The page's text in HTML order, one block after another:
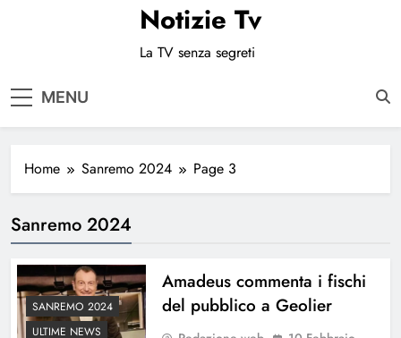
Notizie Tv
La TV senza segreti
MENU
Home Sanremo 2024 Page 3
Sanremo 2024
SANREMO 2024
ULTIME NEWS
Amadeus commenta i fischi
del pubblico a Geolier